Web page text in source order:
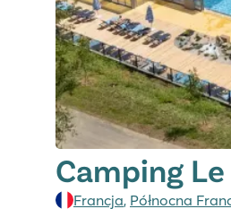
Camping
Francja, Północna